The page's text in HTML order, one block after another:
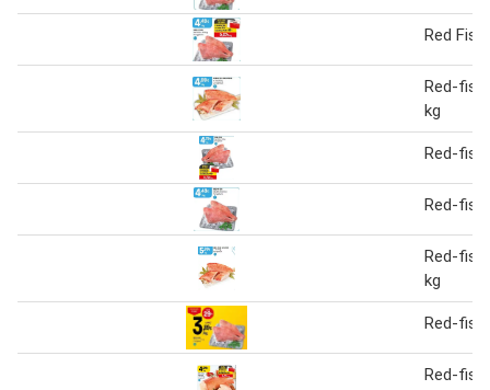
Red Fish
Red-fish
kg
Red-fish
Red-fish
Red-fish
kg
Red-fish
Red-fish